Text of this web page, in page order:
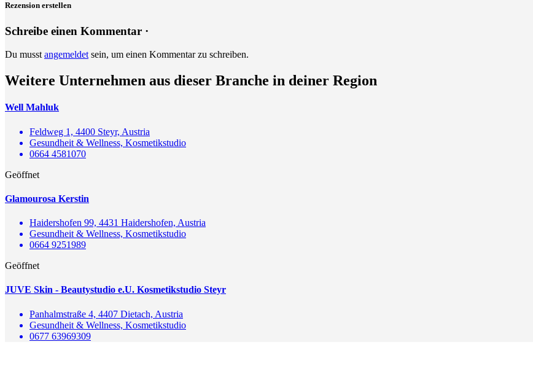
Rezension erstellen
Schreibe einen Kommentar ·
Du musst angemeldet sein, um einen Kommentar zu schreiben.
Weitere Unternehmen aus dieser Branche in deiner Region
Well Mahluk
Feldweg 1, 4400 Steyr, Austria
Gesundheit & Wellness, Kosmetikstudio
0664 4581070
Geöffnet
Glamourosa Kerstin
Haidershofen 99, 4431 Haidershofen, Austria
Gesundheit & Wellness, Kosmetikstudio
0664 9251989
Geöffnet
JUVE Skin - Beautystudio e.U. Kosmetikstudio Steyr
Panhalmstraße 4, 4407 Dietach, Austria
Gesundheit & Wellness, Kosmetikstudio
0677 63969309